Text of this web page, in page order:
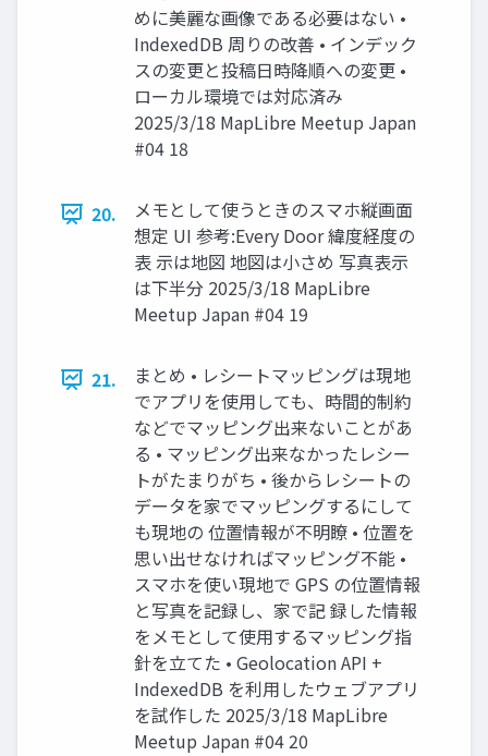
めに美麗な画像である必要はない •
IndexedDB 周りの改善 • インデック
スの変更と投稿日時降順への変更 •
ローカル環境では対応済み
2025/3/18 MapLibre Meetup Japan
#04 18
20.
メモとして使うときのスマホ縦画面
想定 UI 参考:Every Door 緯度経度の
表 示は地図 地図は小さめ 写真表示
は下半分 2025/3/18 MapLibre
Meetup Japan #04 19
21.
まとめ • レシートマッピングは現地
でアプリを使用しても、時間的制約
などでマッピング出来ないことがあ
る • マッピング出来なかったレシー
トがたまりがち • 後からレシートの
データを家でマッピングするにして
も現地の 位置情報が不明瞭 • 位置を
思い出せなければマッピング不能 •
スマホを使い現地で GPS の位置情報
と写真を記録し、家で記 録した情報
をメモとして使用するマッピング指
針を立てた • Geolocation API +
IndexedDB を利用したウェブアプリ
を試作した 2025/3/18 MapLibre
Meetup Japan #04 20